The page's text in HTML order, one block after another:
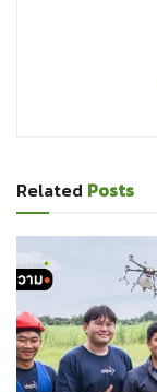
Related Posts